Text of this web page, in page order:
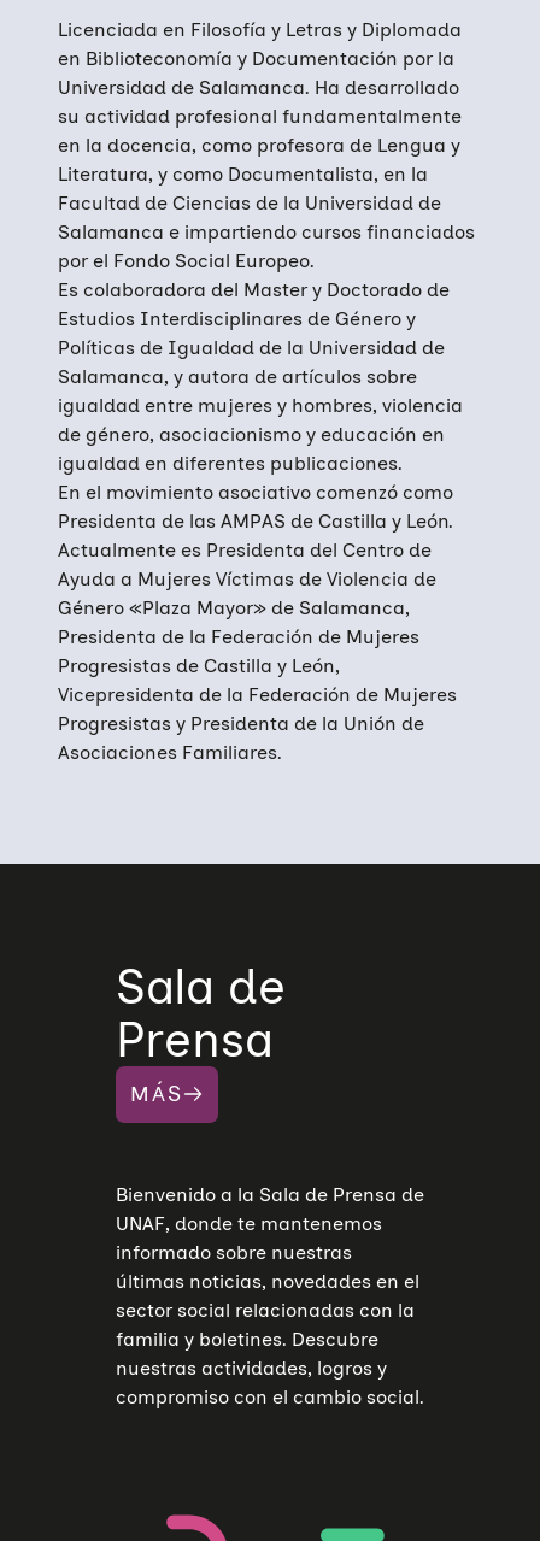
Licenciada en Filosofía y Letras y Diplomada
en Biblioteconomía y Documentación por la
Universidad de Salamanca. Ha desarrollado
su actividad profesional fundamentalmente
en la docencia, como profesora de Lengua y
Literatura, y como Documentalista, en la
Facultad de Ciencias de la Universidad de
Salamanca e impartiendo cursos financiados
por el Fondo Social Europeo.
Es colaboradora del Master y Doctorado de
Estudios Interdisciplinares de Género y
Políticas de Igualdad de la Universidad de
Salamanca, y autora de artículos sobre
igualdad entre mujeres y hombres, violencia
de género, asociacionismo y educación en
igualdad en diferentes publicaciones.
En el movimiento asociativo comenzó como
Presidenta de las AMPAS de Castilla y León.
Actualmente es Presidenta del Centro de
Ayuda a Mujeres Víctimas de Violencia de
Género «Plaza Mayor» de Salamanca,
Presidenta de la Federación de Mujeres
Progresistas de Castilla y León,
Vicepresidenta de la Federación de Mujeres
Progresistas y Presidenta de la Unión de
Asociaciones Familiares.
Sala de
Prensa
MÁS
Bienvenido a la Sala de Prensa de
UNAF, donde te mantenemos
informado sobre nuestras
últimas noticias, novedades en el
sector social relacionadas con la
familia y boletines. Descubre
nuestras actividades, logros y
compromiso con el cambio social.